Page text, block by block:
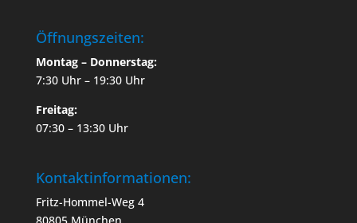
Öffnungszeiten:
Montag – Donnerstag:
7:30 Uhr – 19:30 Uhr
Freitag:
07:30 – 13:30 Uhr
Kontaktinformationen:
Fritz-Hommel-Weg 4
80805 München